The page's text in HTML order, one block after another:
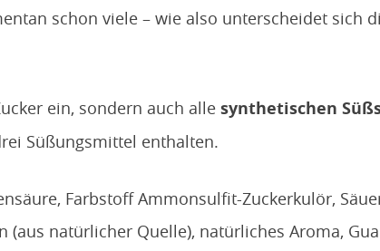
schon viele – wie also unterscheidet sich
ein, sondern auch alle synthetischen
Süßungsmittel enthalten.
Farbstoff Ammonsulfit-Zuckerkulör,
natürlicher Quelle), natürliches Aroma,